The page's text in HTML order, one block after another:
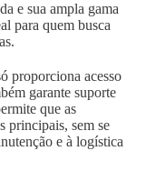
e sua ampla gama
para quem busca
proporciona acesso
garante suporte
que as
principais, sem se
e à logística